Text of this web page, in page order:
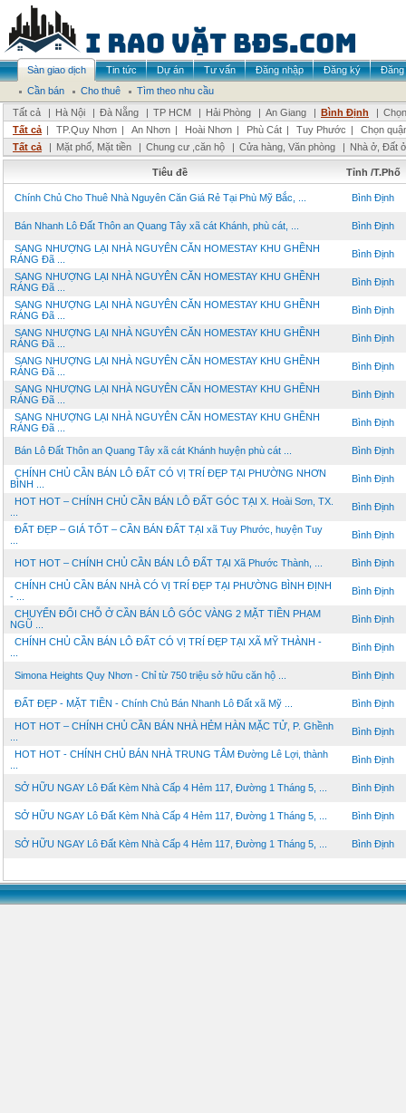
Sàn giao dịch Tin tức Dự án Tư vấn Đăng nhập Đăng ký
Đăng
Cần bán
Cho thuê
Tìm theo nhu cầu
Tất cả
| Hà Nội | Đà Nẵng | TP HCM | Hải Phòng | An Giang | Bình Định |
Tất cả | TP.Quy Nhơn | An Nhơn | Hoài Nhơn | Phù Cát | Tuy Phước |
Chọn
Tất cả
| Mặt phố, Mặt tiền | Chung cư ,căn hộ | Cửa hàng, Văn phòng | Nhà ở, Đất ở
Tiêu đề Tỉnh /T.Phố
Chính Chủ Cho Thuê Nhà Nguyên Căn Giá Rẻ Tại Phù Mỹ Bắc, ... Bình Định
Bán Nhanh Lô Đất Thôn an Quang Tây xã cát Khánh, phù cát, ... Bình Định
SANG NHƯỢNG LẠI NHÀ NGUYÊN CĂN HOMESTAY KHU GHỀNH
RÁNG Đã ...
Bình Định
SANG NHƯỢNG LẠI NHÀ NGUYÊN CĂN HOMESTAY KHU GHỀNH
RÁNG Đã ...
Bình Định
SANG NHƯỢNG LẠI NHÀ NGUYÊN CĂN HOMESTAY KHU GHỀNH
RÁNG Đã ...
Bình Định
SANG NHƯỢNG LẠI NHÀ NGUYÊN CĂN HOMESTAY KHU GHỀNH
RÁNG Đã ...
Bình Định
SANG NHƯỢNG LẠI NHÀ NGUYÊN CĂN HOMESTAY KHU GHỀNH
RÁNG Đã ...
Bình Định
SANG NHƯỢNG LẠI NHÀ NGUYÊN CĂN HOMESTAY KHU GHỀNH
RÁNG Đã ...
Bình Định
SANG NHƯỢNG LẠI NHÀ NGUYÊN CĂN HOMESTAY KHU GHỀNH
RÁNG Đã ...
Bình Định
Bán Lô Đất Thôn an Quang Tây xã cát Khánh huyện phù cát ... Bình Định
CHÍNH CHỦ CẦN BÁN LÔ ĐẤT CÓ VỊ TRÍ ĐẸP TẠI PHƯỜNG NHƠN
BÌNH ...
Bình Định
HOT HOT – CHÍNH CHỦ CẦN BÁN LÔ ĐẤT GÓC TẠI X. Hoài Sơn, TX.
Bình Định
ĐẤT ĐẸP – GIÁ TỐT – CẦN BÁN ĐẤT TẠI xã Tuy Phước, huyện Tuy
Bình Định
HOT HOT – CHÍNH CHỦ CẦN BÁN LÔ ĐẤT TẠI Xã Phước Thành, ... Bình Định
CHÍNH CHỦ CẦN BÁN NHÀ CÓ VỊ TRÍ ĐẸP TẠI PHƯỜNG BÌNH ĐỊNH
- ...
Bình Định
CHUYỂN ĐỔI CHỖ Ở CẦN BÁN LÔ GÓC VÀNG 2 MẶT TIỀN PHẠM
NGŨ ...
Bình Định
CHÍNH CHỦ CẦN BÁN LÔ ĐẤT CÓ VỊ TRÍ ĐẸP TẠI XÃ MỸ THÀNH -
Bình Định
Simona Heights Quy Nhơn - Chỉ từ 750 triệu sở hữu căn hộ ... Bình Định
ĐẤT ĐẸP - MẶT TIỀN - Chính Chủ Bán Nhanh Lô Đất xã Mỹ ... Bình Định
HOT HOT – CHÍNH CHỦ CẦN BÁN NHÀ HẺM HÀN MẶC TỬ, P. Ghềnh
Bình Định
HOT HOT - CHÍNH CHỦ BÁN NHÀ TRUNG TÂM Đường Lê Lợi, thành
Bình Định
SỞ HỮU NGAY Lô Đất Kèm Nhà Cấp 4 Hẻm 117, Đường 1 Tháng 5, ... Bình Định
SỞ HỮU NGAY Lô Đất Kèm Nhà Cấp 4 Hẻm 117, Đường 1 Tháng 5, ... Bình Định
SỞ HỮU NGAY Lô Đất Kèm Nhà Cấp 4 Hẻm 117, Đường 1 Tháng 5, ... Bình Định